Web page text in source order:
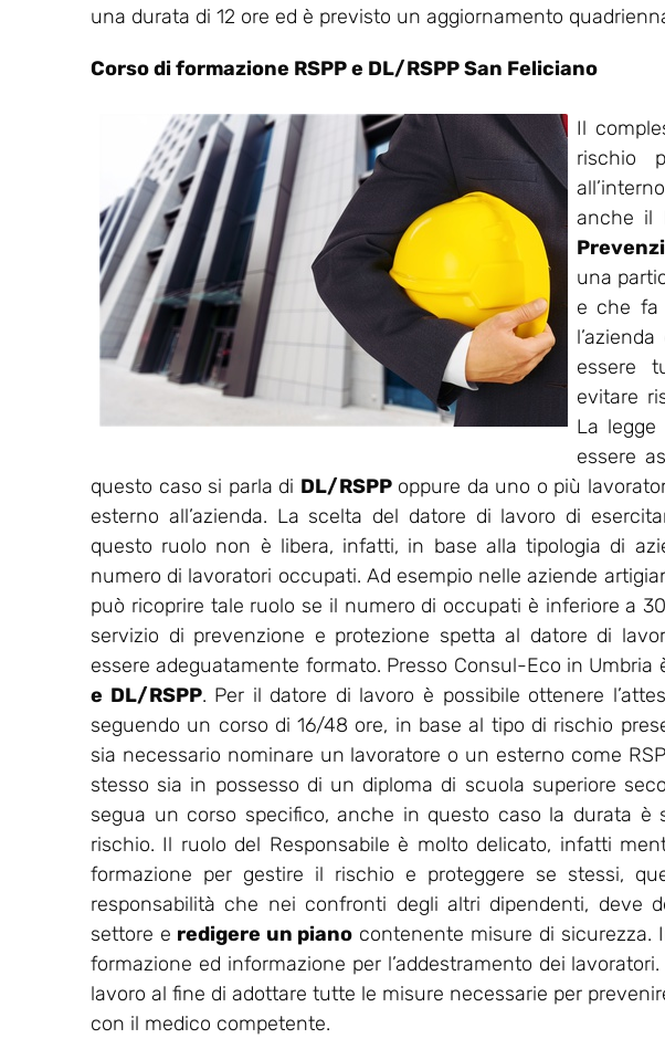
una durata di 12 ore ed è previsto un aggiornamento
Corso di formazione RSPP e DL/RSPP San Feliciano
Il
rischio
anche il
una
e che fa
essere
evitare
La
essere
questo caso si parla di DL/RSPPoppure da uno o più
esterno all’azienda. La scelta del datore di lavoro di
questo ruolo non è libera, infatti, in base alla tipologia di
numero di lavoratori occupati. Ad esempio nelle aziende
può ricoprire tale ruolo se il numero di occupati è inferiore a
servizio di prevenzione e protezione spetta al datore di
essere adeguatamente formato. Presso Consul-Eco in Umbria
e DL/RSPP. Per il datore di lavoro è possibile ottenere
seguendo un corso di 16/48 ore, in base al tipo di rischio
sia necessario nominare un lavoratore o un esterno come
stesso sia in possesso di un diploma di scuola superiore
segua un corso specifico, anche in questo caso la durata è
rischio. Il ruolo del Responsabile è molto delicato, infatti
formazione per gestire il rischio e proteggere se stessi,
responsabilità che nei confronti degli altri dipendenti, deve
settore e redigere un piano contenente misure di sicurezza.
formazione ed informazione per l’addestramento dei
lavoro al fine di adottare tutte le misure necessarie per
con il medico competente.